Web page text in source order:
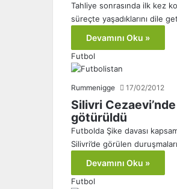
Tahliye sonrasında ilk kez
süreçte yaşadıklarını dile
Devamını Oku »
Futbol
Rummenigge 17/02/2012
Silivri
götürüldü
Futbolda Şike davası
Silivri’de görülen
Devamını Oku »
Futbol